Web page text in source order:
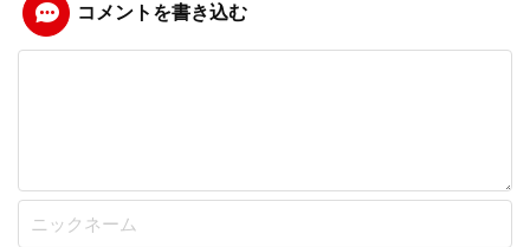
コメントを書き込む